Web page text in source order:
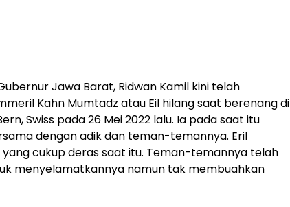
Jawa Barat, Ridwan Kamil kini telah
Kahn Mumtadz atau Eil hilang saat berenang di
Swiss pada 26 Mei 2022 lalu. Ia pada saat itu
dengan adik dan teman-temannya. Eril
cukup deras saat itu. Teman-temannya telah
menyelamatkannya namun tak membuahkan